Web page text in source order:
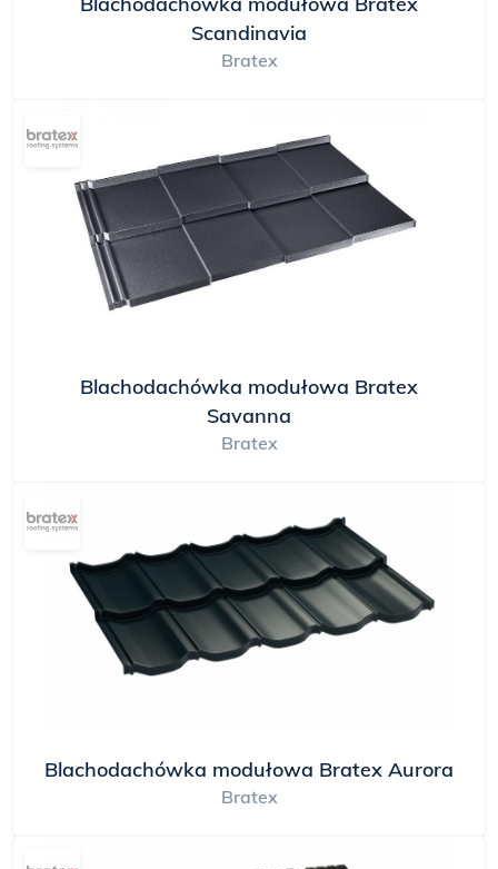
Scandinavia
Bratex
Blachodachówka modułowa Bratex
Savanna
Bratex
Blachodachówka modułowa Bratex Aurora
Bratex